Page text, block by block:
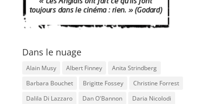
Dans le nuage
Alain Musy Albert Finney
Anita Strindberg
Barbara Bouchet
Brigitte Fossey
Christine Forrest
Dalila Di Lazzaro
Dan O'Bannon
Daria Nicolodi